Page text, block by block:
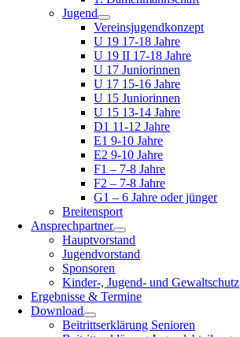
Jugend
Vereinsjugendkonzept
U 19 17-18 Jahre
U 19 II 17-18 Jahre
U 17 Juniorinnen
U 17 15-16 Jahre
U 15 Juniorinnen
U 15 13-14 Jahre
D1 11-12 Jahre
E1 9-10 Jahre
E2 9-10 Jahre
F1 – 7-8 Jahre
F2 – 7-8 Jahre
G1 – 6 Jahre oder jünger
Breitensport
Ansprechpartner
Hauptvorstand
Jugendvorstand
Sponsoren
Kinder-, Jugend- und Gewaltschutz
Ergebnisse & Termine
Download
Beitrittserklärung Senioren